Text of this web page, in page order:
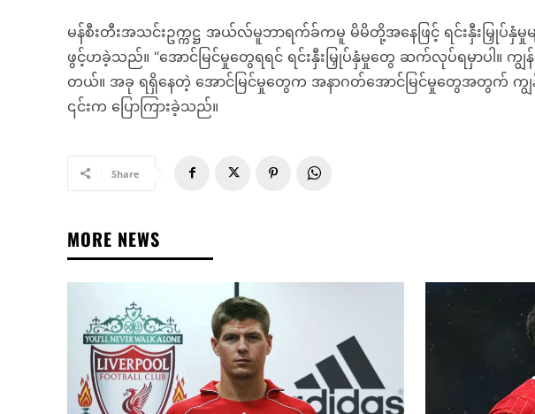
မန်စီးတီးအသင်းဥက္ကဋ္ဌ အယ်လ်မူဘာရက်ခ်ကမူ မိမိတို့အနေဖြင့် ရင်းနှီးမြှုပ်
ဖွင့်ဟခဲ့သည်။ “အောင်မြင်မှုတွေရရင် ရင်းနှီးမြှုပ်နှံမှုတွေ ဆက်လုပ်ရမှာပါ။ က
တယ်။ အခု ရရှိနေတဲ့ အောင်မြင်မှုတွေက အနာဂတ်အောင်မြင်မှုတွေအတွက် က
၎င်းက ပြောကြားခဲ့သည်။
Share
MORE NEWS